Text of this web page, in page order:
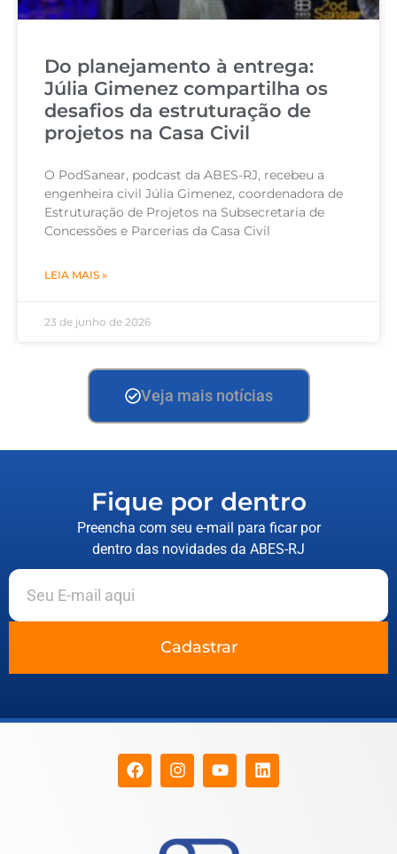
Do planejamento à entrega:
Júlia Gimenez compartilha os
desafios da estruturação de
projetos na Casa Civil
O PodSanear, podcast da ABES-RJ, recebeu a
engenheira civil Júlia Gimenez, coordenadora de
Estruturação de Projetos na Subsecretaria de
Concessões e Parcerias da Casa Civil
LEIA MAIS »
23 de junho de 2026
Veja mais notícias
Fique por dentro
Preencha com seu e-mail para ficar por
dentro das novidades da ABES-RJ
Cadastrar